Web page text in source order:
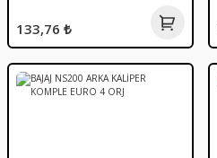
133,76 ₺